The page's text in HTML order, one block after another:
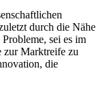
durch die Nähe
sei es im
zur Marktreife zu
die